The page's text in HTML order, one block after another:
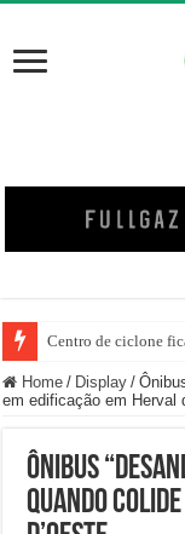
Centro de ciclone
Carro despenca no
Home / Display /
em edificação em Herval
Ônibus
quando